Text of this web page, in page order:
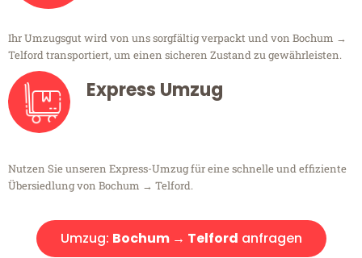
Ihr Umzugsgut wird von uns sorgfältig verpackt und von Bochum →
Telford transportiert, um einen sicheren Zustand zu gewährleisten.
Express Umzug
Nutzen Sie unseren Express-Umzug für eine schnelle und effiziente
Übersiedlung von Bochum → Telford.
Umzug: Bochum → Telford anfragen